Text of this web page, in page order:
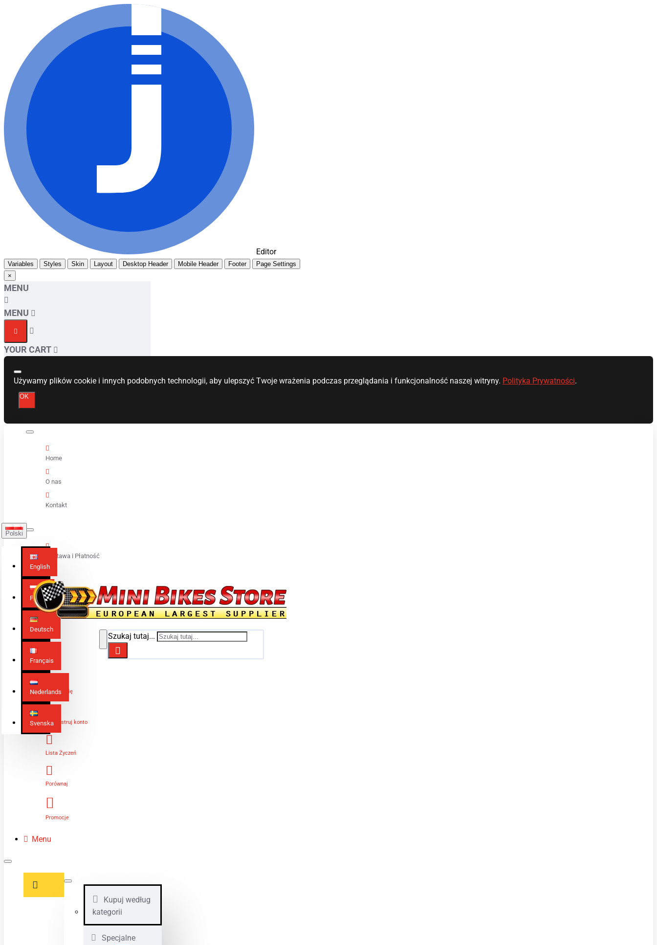
Editor
Variables Styles Skin Layout Desktop Header Mobile Header Footer
Page Settings
×
MENU
MENU
YOUR CART
Używamy plików cookie i innych podobnych technologii, aby ulepszyć Twoje wrażenia podczas przeglądania i funkcjonalność naszej witryny. Polityka Prywatności.
OK
Home
O nas
Kontakt
Polski
English
Polski
Deutsch
Français
Nederlands
Svenska
Dostawa i Płatność
Szukaj tutaj...
Zaloguj Się
Zarejestruj konto
Lista Życzeń
Porównaj
Promocje
Menu
Kupuj według
kategorii
Specjalne